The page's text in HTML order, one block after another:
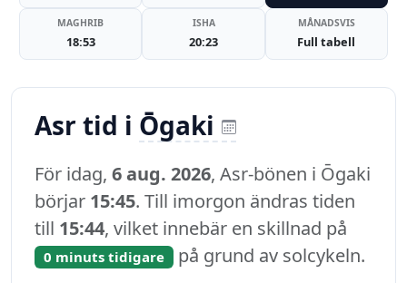
MAGHRIB
18:53
ISHA
20:23
MÅNADSVIS
Full tabell
Asr tid i Ōgaki
För idag, 6 aug. 2026, Asr-bönen i Ōgaki
börjar 15:45. Till imorgon ändras tiden
till 15:44, vilket innebär en skillnad på
0 minuts tidigare på grund av solcykeln.